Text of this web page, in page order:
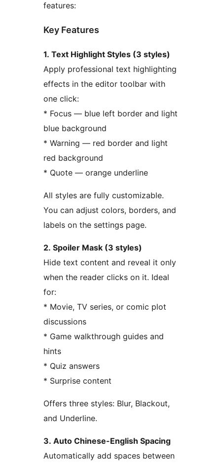
features:
Key Features
1. Text Highlight Styles (3 styles)
Apply professional text highlighting
effects in the editor toolbar with
one click:
* Focus — blue left border and light
blue background
* Warning — red border and light
red background
* Quote — orange underline
All styles are fully customizable.
You can adjust colors, borders, and
labels on the settings page.
2. Spoiler Mask (3 styles)
Hide text content and reveal it only
when the reader clicks on it. Ideal
for:
* Movie, TV series, or comic plot
discussions
* Game walkthrough guides and
hints
* Quiz answers
* Surprise content
Offers three styles: Blur, Blackout,
and Underline.
3. Auto Chinese-English Spacing
Automatically add spaces between